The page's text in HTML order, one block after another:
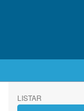
LISTAR